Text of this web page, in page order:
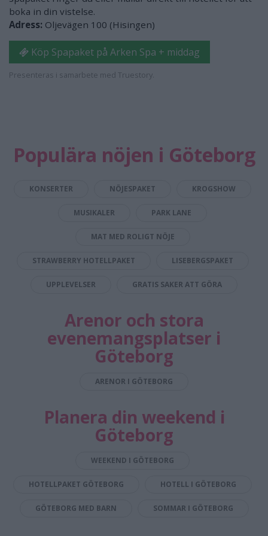
boka in din vistelse.
Adress: Oljevägen 100 (Hisingen)
Köp Spapaket på Arken Spa + middag
Presenteras i samarbete med Truestory.
Populära nöjen i Göteborg
KONSERTER NÖJESPAKET KROGSHOW
MUSIKALER PARK LANE
MAT MED ROLIGT NÖJE
STRAWBERRY HOTELLPAKET LISEBERGSPAKET
UPPLEVELSER GRATIS SAKER ATT GÖRA
Arenor och stora
evenemangsplatser i
Göteborg
ARENOR I GÖTEBORG
Planera din weekend i
Göteborg
WEEKEND I GÖTEBORG
HOTELLPAKET GÖTEBORG HOTELL I GÖTEBORG
GÖTEBORG MED BARN SOMMAR I GÖTEBORG